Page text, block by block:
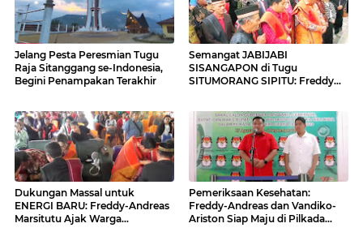
Jelang Pesta Peresmian Tugu
Raja Sitanggang se-Indonesia,
Begini Penampakan Terakhir
Semangat JABIJABI
SISANGAPON di Tugu
SITUMORANG SIPITU: Freddy
Dukungan Massal untuk
ENERGI BARU: Freddy-Andreas
Marsitutu Ajak Warga
Pemeriksaan Kesehatan:
Freddy-Andreas dan Vandiko-
Ariston Siap Maju di Pilkada